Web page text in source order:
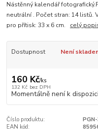
Nástěnný kalendář
neutrální . Počet stran: 14 listů.
pro přítisk: 33 x 6 cm. celý
Dostupnost Není
160 Kč/ks
132 Kč bez DPH
Momentálně není k dispozici
Číslo produktu:
EAN kód: